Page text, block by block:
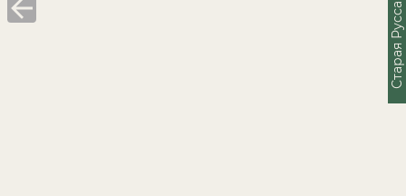
Старая Русса